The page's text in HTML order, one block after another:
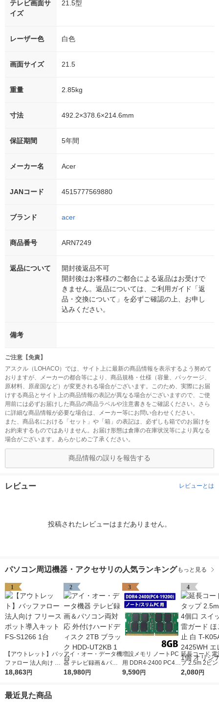
テレビ画面サ
イズ
21.5型
レーザー色 白色
画面サイズ 21.5
重量 2.85kg
寸法 492.2×378.6×214.6mm
保証期間 5年間
メーカー名 Acer
JANコード 4515777569880
ブランド acer
商品番号 ARN7249
返品について
開封後返品不可
開封後はお客様のご都合による返品はお受けで
きません。返品については、ご利用ガイド「返
品・交換について」を必ずご確認の上、お申し
込みください。
備考
ご注意【免責】
アスクル（LOHACO）では、サイト上に最新の商品情報を表示するよう努めて
おりますが、メーカーの都合等により、商品規格・仕様（容量、パッケージ、
原材料、原産国など）が変更される場合がございます。このため、実際にお届
けする商品とサイト上の商品情報の表記が異なる場合がございますので、ご使
用前には必ずお届けした商品の商品ラベルや注意書きをご確認ください。さら
に詳細な商品情報が必要な場合は、メーカー等にお問い合わせください。
また、商品名における「セット」や「箱」の表記は、必ずしも箱でのお届けを
お約束するものではありません。お届け形態は倉庫の在庫状況等により異なる
場合がございます。あらかじめご了承ください。
商品情報の誤りを報告する
レビュー レビューとは
投稿されたレビューはまだありません。
パソコン周辺機器・アクセサリの人気ランキング もっと見る
1
【アウトレット】バッ
ファロー 法人向け フ
リースポット導入キッ
18,863円
2
アイ・オー・データ機
器 テレビ録画＆パソ
コン両対応 外付けハ
18,980円
3
増設メモリ ノートPC
用 DDR4-2400 PC4-1
9200 8GB S.O.DIMM
9,590円
4
延長コード 電
プ 2.5m 2ピ
スイッチ付 雷
2,080円
最近見た商品